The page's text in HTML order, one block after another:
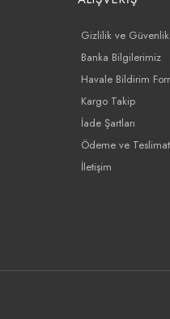
Gizlilik ve Güvenlik
Banka Bilgilerimiz
Havale Bildirim
Kargo Takip
İade Şartları
Ödeme ve Teslimat
İletişim